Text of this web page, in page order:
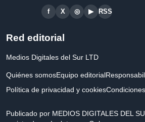
f X ◎ ▶ RSS
Red editorial
Medios Digitales del Sur LTD
Quiénes somosEquipo editorial
Política de privacidad y cookies
Publicado por MEDIOS DIGITALES DEL